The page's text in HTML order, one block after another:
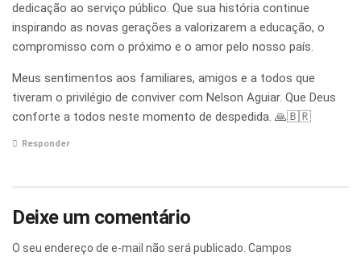
dedicação ao serviço público. Que sua história continue
inspirando as novas gerações a valorizarem a educação, o
compromisso com o próximo e o amor pelo nosso país.
Meus sentimentos aos familiares, amigos e a todos que
tiveram o privilégio de conviver com Nelson Aguiar. Que Deus
conforte a todos neste momento de despedida. 🙏🇧🇷
Responder
Deixe um comentário
O seu endereço de e-mail não será publicado. Campos